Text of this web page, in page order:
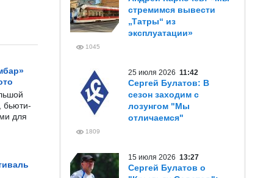
бьюти-
для
стремимся вывести
„Татры“ из
эксплуатации»
1045
25 июля 2026 11:42
Сергей Булатов: В
сезон заходим с
лозунгом "Мы
отличаемся"
1809
15 июля 2026 13:27
Сергей Булатов о